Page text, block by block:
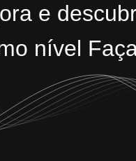
e
nível